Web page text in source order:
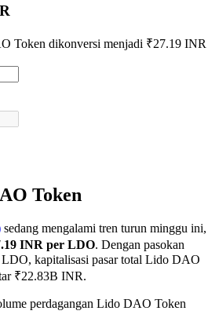
USDT sebagai jaminannya
Token dikonversi menjadi ₹27.19 INR
Token
sedang mengalami tren turun minggu ini,
INR per LDO. Dengan pasokan
LDO, kapitalisasi pasar total Lido DAO
₹22.83B INR.
perdagangan Lido DAO Token